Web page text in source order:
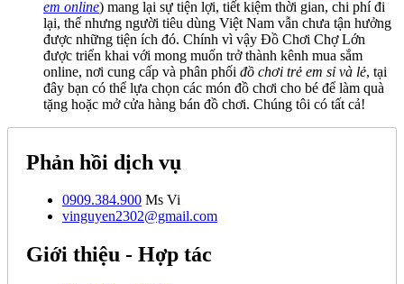
em online) mang lại sự tiện lợi, tiết kiệm thời gian, chi phí đi
lại, thế nhưng người tiêu dùng Việt Nam vẫn chưa tận hưởng
được những tiện ích đó. Chính vì vậy Đồ Chơi Chợ Lớn
được triển khai với mong muốn trở thành kênh mua sắm
online, nơi cung cấp và phân phối đồ chơi trẻ em sỉ và lẻ, tại
đây bạn có thể lựa chọn các món đồ chơi cho bé để làm quà
tặng hoặc mở cửa hàng bán đồ chơi. Chúng tôi có tất cả!
Phản hồi dịch vụ
0909.384.900 Ms Vi
vinguyen2302@gmail.com
Giới thiệu - Hợp tác